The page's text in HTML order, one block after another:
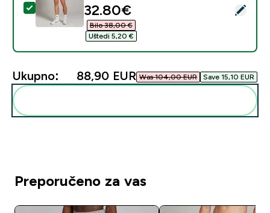
Odaberi ovaj proizvod - Muške MP Tempo Panel
discounted price
32.80€‎
Bilo 38,00 €‎
Uštedi 5,20 €‎
Ukupno: 88,90 EUR‎ Was 104,00 EUR‎ Save 15,10 EUR‎
Preporučeno za vas